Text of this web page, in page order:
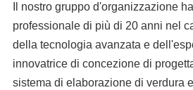
Il nostro gruppo d'organizzazione
professionale di più di 20 anni nel
della tecnologia avanzata e
innovatrice di concezione di
sistema di elaborazione di verdura